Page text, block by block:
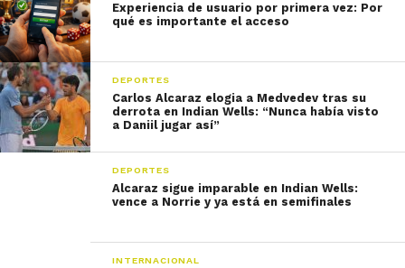
Experiencia de usuario por primera vez: Por
qué es importante el acceso
DEPORTES
Carlos Alcaraz elogia a Medvedev tras su
derrota en Indian Wells: “Nunca había visto
a Daniil jugar así”
DEPORTES
Alcaraz sigue imparable en Indian Wells:
vence a Norrie y ya está en semifinales
INTERNACIONAL